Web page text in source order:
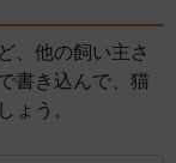
、他の飼い主さ
書き込んで、猫
ょう。